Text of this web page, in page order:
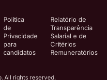
Política
de
Privacidade
para
candidatos
Relatório de
Transparência
Salarial e de
Critérios
Remuneratórios
All rights reserved.